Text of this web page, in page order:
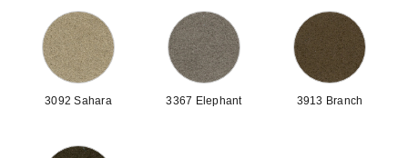
3092 Sahara 3367 Elephant 3913 Branch